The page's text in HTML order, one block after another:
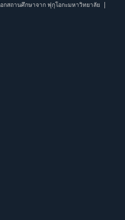
อกสถานศึกษาจาก ฟุกุโอกะมหาวิทยาลัย